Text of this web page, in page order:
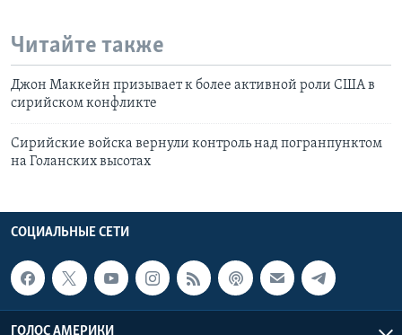
Читайте также
Джон Маккейн призывает к более активной роли США в
сирийском конфликте
Сирийские войска вернули контроль над погранпунктом
на Голанских высотах
СОЦИАЛЬНЫЕ СЕТИ
ГОЛОС АМЕРИКИ